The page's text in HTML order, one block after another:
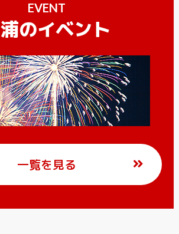
EVENT
のイベント
一覧を見る